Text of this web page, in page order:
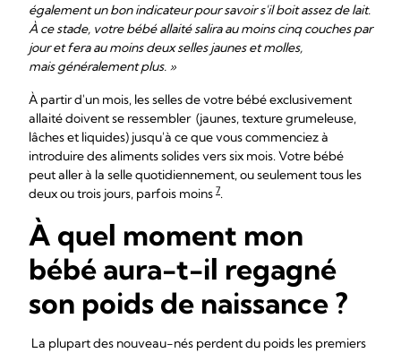
également un bon indicateur pour savoir s'il boit assez de lait.
À ce stade, votre bébé allaité salira au moins cinq couches par
jour et fera au moins deux selles jaunes et molles,
mais généralement plus. »
À partir d'un mois, les selles de votre bébé exclusivement
allaité doivent se ressembler (jaunes, texture grumeleuse,
lâches et liquides) jusqu'à ce que vous commenciez à
introduire des aliments solides vers six mois. Votre bébé
peut aller à la selle quotidiennement, ou seulement tous les
deux ou trois jours, parfois moins 7.
À quel moment mon
bébé aura-t-il regagné
son poids de naissance ?
La plupart des nouveau-nés perdent du poids les premiers